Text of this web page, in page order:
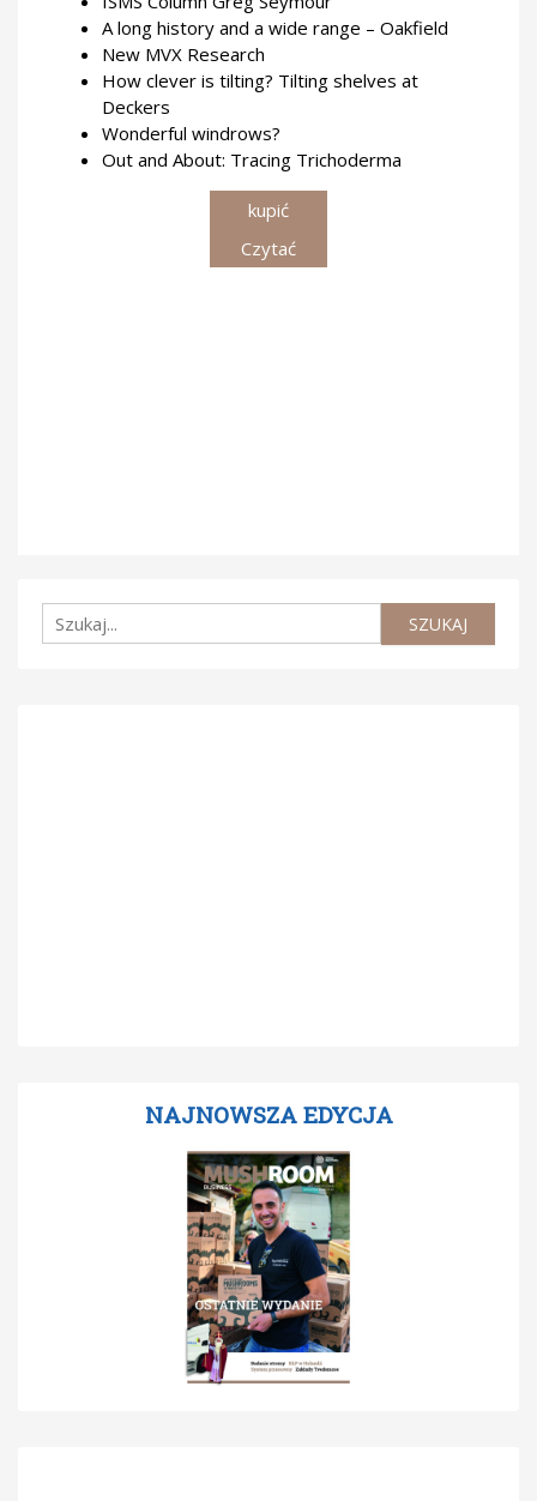
A long history and a wide range – Oakfield
New MVX Research
How clever is tilting? Tilting shelves at
Deckers
Wonderful windrows?
Out and About: Tracing Trichoderma
kupić
Czytać
NAJNOWSZA EDYCJA